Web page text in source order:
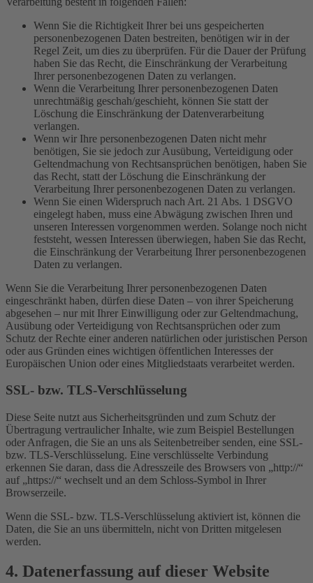
Wenn Sie die Richtigkeit Ihrer bei uns gespeicherten
personenbezogenen Daten bestreiten, benötigen wir in der
Regel Zeit, um dies zu überprüfen. Für die Dauer der Prüfung
haben Sie das Recht, die Einschränkung der Verarbeitung
Ihrer personenbezogenen Daten zu verlangen.
Wenn die Verarbeitung Ihrer personenbezogenen Daten
unrechtmäßig geschah/geschieht, können Sie statt der
Löschung die Einschränkung der Datenverarbeitung
verlangen.
Wenn wir Ihre personenbezogenen Daten nicht mehr
benötigen, Sie sie jedoch zur Ausübung, Verteidigung oder
Geltendmachung von Rechtsansprüchen benötigen, haben Sie
das Recht, statt der Löschung die Einschränkung der
Verarbeitung Ihrer personenbezogenen Daten zu verlangen.
Wenn Sie einen Widerspruch nach Art. 21 Abs. 1 DSGVO
eingelegt haben, muss eine Abwägung zwischen Ihren und
unseren Interessen vorgenommen werden. Solange noch nicht
feststeht, wessen Interessen überwiegen, haben Sie das Recht,
die Einschränkung der Verarbeitung Ihrer personenbezogenen
Daten zu verlangen.
Wenn Sie die Verarbeitung Ihrer personenbezogenen Daten
eingeschränkt haben, dürfen diese Daten – von ihrer Speicherung
abgesehen – nur mit Ihrer Einwilligung oder zur Geltendmachung,
Ausübung oder Verteidigung von Rechtsansprüchen oder zum
Schutz der Rechte einer anderen natürlichen oder juristischen Person
oder aus Gründen eines wichtigen öffentlichen Interesses der
Europäischen Union oder eines Mitgliedstaats verarbeitet werden.
SSL- bzw. TLS-Verschlüsselung
Diese Seite nutzt aus Sicherheitsgründen und zum Schutz der
Übertragung vertraulicher Inhalte, wie zum Beispiel Bestellungen
oder Anfragen, die Sie an uns als Seitenbetreiber senden, eine SSL-
bzw. TLS-Verschlüsselung. Eine verschlüsselte Verbindung
erkennen Sie daran, dass die Adresszeile des Browsers von „http://“
auf „https://“ wechselt und an dem Schloss-Symbol in Ihrer
Browserzeile.
Wenn die SSL- bzw. TLS-Verschlüsselung aktiviert ist, können die
Daten, die Sie an uns übermitteln, nicht von Dritten mitgelesen
werden.
4. Datenerfassung auf dieser Website